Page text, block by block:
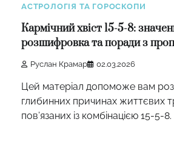
АСТРОЛОГІЯ ТА ГОРОСКОПИ
Кармічний хвіст 15-5-8:
розшифровка та поради з
Руслан Крамар 02.03.2026
Цей матеріал допоможе вам
глибинних причинах життєвих
пов’язаних із комбінацією 15-5-